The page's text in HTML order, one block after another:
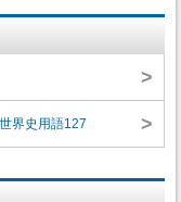
>
界史用語127 >